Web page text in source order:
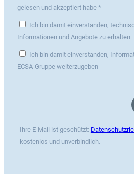
gelesen und akzeptiert habe *
Ich bin damit einverstanden,
Informationen und Angebote zu erhalten
Ich bin damit einverstanden,
ECSA-Gruppe weiterzugeben
Ihre E-Mail ist geschützt:
kostenlos und unverbindlich.